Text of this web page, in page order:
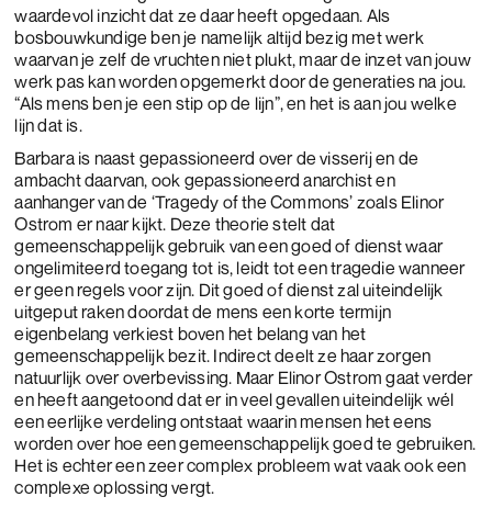
waardevol inzicht dat ze daar heeft opgedaan. Als
bosbouwkundige ben je namelijk altijd bezig met werk
waarvan je zelf de vruchten niet plukt, maar de inzet van jouw
werk pas kan worden opgemerkt door de generaties na jou.
“Als mens ben je een stip op de lijn”, en het is aan jou welke
lijn dat is.
Barbara is naast gepassioneerd over de visserij en de
ambacht daarvan, ook gepassioneerd anarchist en
aanhanger van de ‘Tragedy of the Commons’ zoals Elinor
Ostrom er naar kijkt. Deze theorie stelt dat
gemeenschappelijk gebruik van een goed of dienst waar
ongelimiteerd toegang tot is, leidt tot een tragedie wanneer
er geen regels voor zijn. Dit goed of dienst zal uiteindelijk
uitgeput raken doordat de mens een korte termijn
eigenbelang verkiest boven het belang van het
gemeenschappelijk bezit. Indirect deelt ze haar zorgen
natuurlijk over overbevissing. Maar Elinor Ostrom gaat verder
en heeft aangetoond dat er in veel gevallen uiteindelijk wél
een eerlijke verdeling ontstaat waarin mensen het eens
worden over hoe een gemeenschappelijk goed te gebruiken.
Het is echter een zeer complex probleem wat vaak ook een
complexe oplossing vergt.